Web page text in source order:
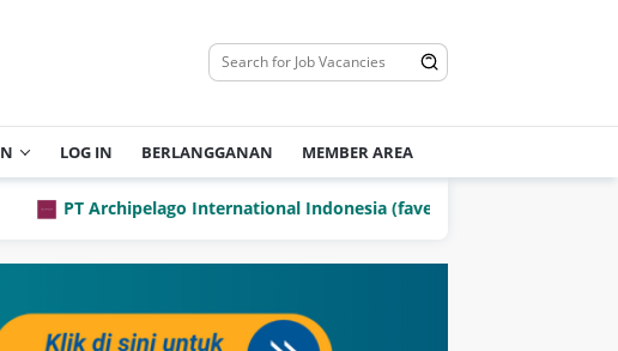
LOG IN BERLANGGANAN MEMBER AREA
PT Archipelago International Indonesia (favehotels)